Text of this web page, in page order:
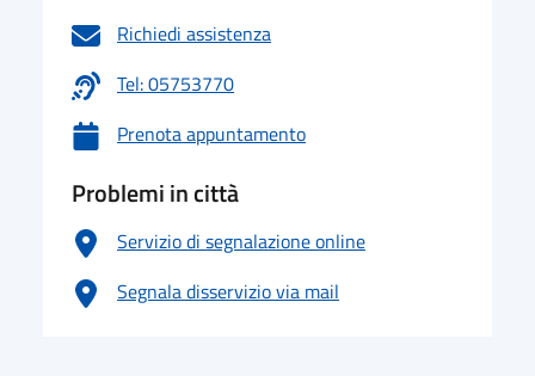
Richiedi assistenza
Tel: 05753770
Prenota appuntamento
Problemi in città
Servizio di segnalazione online
Segnala disservizio via mail